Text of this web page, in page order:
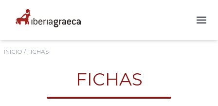
INICIO / FICHAS
FICHAS